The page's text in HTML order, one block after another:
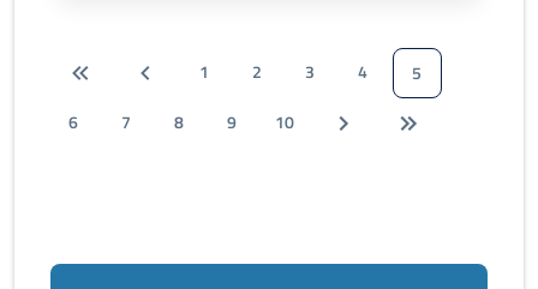
1 2 3 4
5
6
7 8 9 10